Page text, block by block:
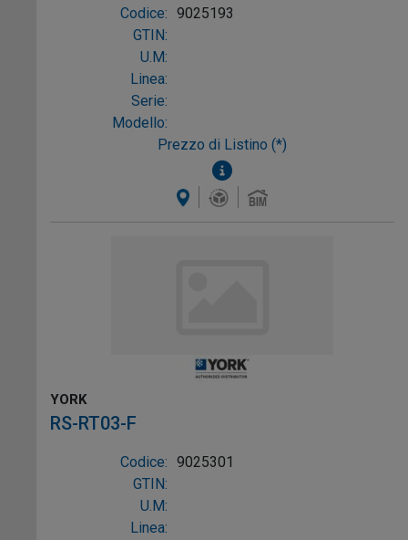
Codice: 9025193
GTIN:
U.M:
Linea:
Serie:
Modello:
Prezzo di Listino (*)
YORK
RS-RT03-F
Codice: 9025301
GTIN:
U.M:
Linea: